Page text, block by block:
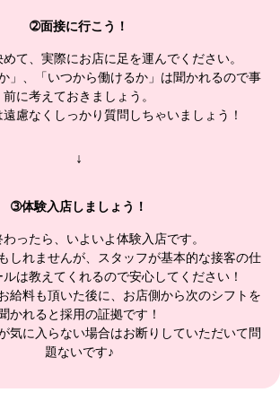
➁面接に行こう！
て、実際にお店に足を運んでください。
」、「いつから働けるか」は聞かれるので事
前に考えておきましょう。
慮なくしっかり質問しちゃいましょう！
↓
➂体験入店しましょう！
ったら、いよいよ体験入店です。
しれませんが、スタッフが基本的な接客の仕
は教えてくれるので安心してください！
給料も頂いた後に、お店側から次のシフトを
かれると採用の証拠です！
気に入らない場合はお断りしていただいて問
題ないです♪